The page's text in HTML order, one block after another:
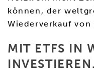
können, der
Wiederverkauf von
MIT ETFS IN
INVESTIEREN.